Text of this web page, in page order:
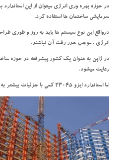
در حوزه بهره وری انرژی میتوان از این
سرمایشی ساختمان ها استفاده کرد.
درواقع این نوع سیستم ها باید به روز و طوری
انرژی ، موجب هدر رفت آن نباشند.
در ژاپن به عنوان یک کشور پیشرفته در حوزه
رعایت میشود.
اما استاندارد ایزو 23045 کمی با جزئیات بیشتر به اجرای این موارد اصرار میورزد.